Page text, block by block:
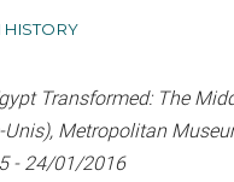
HISTORY
Transformed: The
Unis), Metropolitan
- 24/01/2016